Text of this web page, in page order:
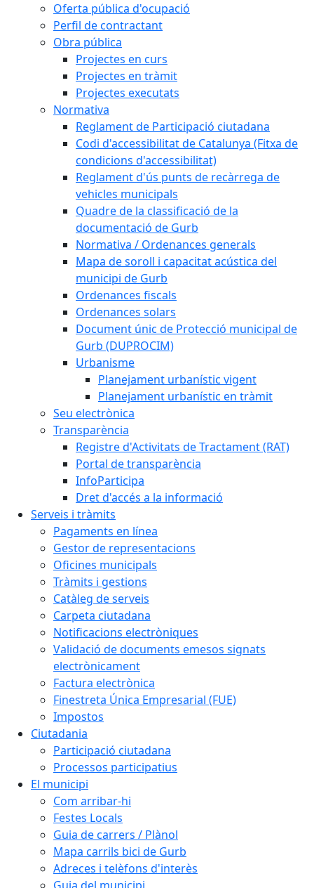
Oferta pública d'ocupació
Perfil de contractant
Obra pública
Projectes en curs
Projectes en tràmit
Projectes executats
Normativa
Reglament de Participació ciutadana
Codi d'accessibilitat de Catalunya (Fitxa de
condicions d'accessibilitat)
Reglament d'ús punts de recàrrega de
vehicles municipals
Quadre de la classificació de la
documentació de Gurb
Normativa / Ordenances generals
Mapa de soroll i capacitat acústica del
municipi de Gurb
Ordenances fiscals
Ordenances solars
Document únic de Protecció municipal de
Gurb (DUPROCIM)
Urbanisme
Planejament urbanístic vigent
Planejament urbanístic en tràmit
Seu electrònica
Transparència
Registre d'Activitats de Tractament (RAT)
Portal de transparència
InfoParticipa
Dret d'accés a la informació
Serveis i tràmits
Pagaments en línea
Gestor de representacions
Oficines municipals
Tràmits i gestions
Catàleg de serveis
Carpeta ciutadana
Notificacions electròniques
Validació de documents emesos signats
electrònicament
Factura electrònica
Finestreta Única Empresarial (FUE)
Impostos
Ciutadania
Participació ciutadana
Processos participatius
El municipi
Com arribar-hi
Festes Locals
Guia de carrers / Plànol
Mapa carrils bici de Gurb
Adreces i telèfons d'interès